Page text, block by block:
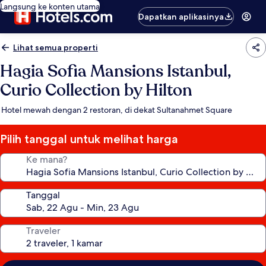
Langsung ke konten utama
Dapatkan aplikasinya
Lihat semua properti
Hagia Sofia Mansions Istanbul,
Curio Collection by Hilton
Hotel mewah dengan 2 restoran, di dekat Sultanahmet Square
Pilih tanggal untuk melihat harga
Ke mana?
Tanggal
Traveler